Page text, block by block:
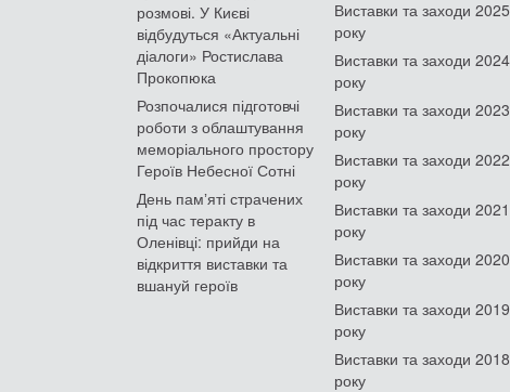
розмові. У Києві
відбудуться «Актуальні
діалоги» Ростислава
Прокопюка
Розпочалися підготовчі
роботи з облаштування
меморіального простору
Героїв Небесної Сотні
День памʼяті страчених
під час теракту в
Оленівці: прийди на
відкриття виставки та
вшануй героїв
Виставки та заходи 2025
року
Виставки та заходи 2024
року
Виставки та заходи 2023
року
Виставки та заходи 2022
року
Виставки та заходи 2021
року
Виставки та заходи 2020
року
Виставки та заходи 2019
року
Виставки та заходи 2018
року